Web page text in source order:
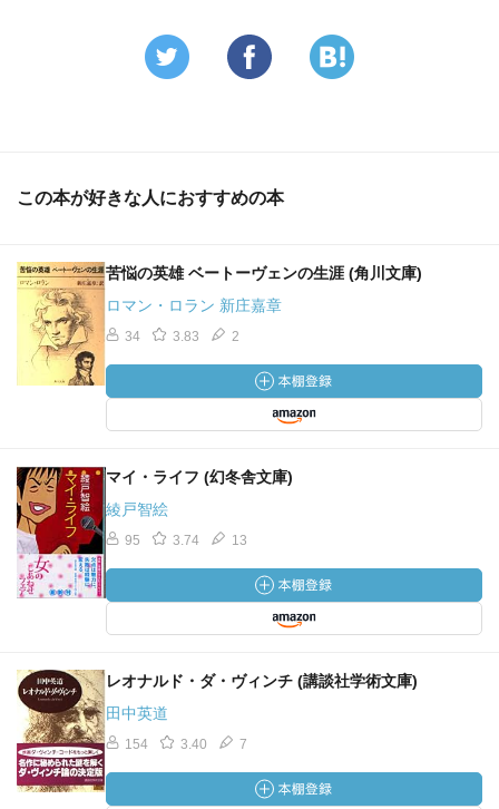
この本が好きな人におすすめの本
苦悩の英雄 ベートーヴェンの生涯 (角川文庫)
ロマン・ロラン 新庄嘉章
34 3.83 2
マイ・ライフ (幻冬舎文庫)
綾戸智絵
95 3.74 13
レオナルド・ダ・ヴィンチ (講談社学術文庫)
田中英道
154 3.40 7